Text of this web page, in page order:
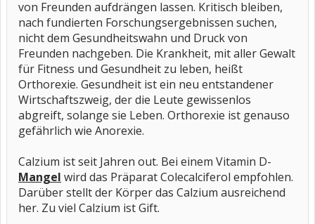
von Freunden aufdrängen lassen. Kritisch bleiben,
nach fundierten Forschungsergebnissen suchen,
nicht dem Gesundheitswahn und Druck von
Freunden nachgeben. Die Krankheit, mit aller Gewalt
für Fitness und Gesundheit zu leben, heißt
Orthorexie. Gesundheit ist ein neu entstandener
Wirtschaftszweig, der die Leute gewissenlos
abgreift, solange sie Leben. Orthorexie ist genauso
gefährlich wie Anorexie.
Calzium ist seit Jahren out. Bei einem Vitamin D-
Mangel wird das Präparat Colecalciferol empfohlen.
Darüber stellt der Körper das Calzium ausreichend
her. Zu viel Calzium ist Gift.